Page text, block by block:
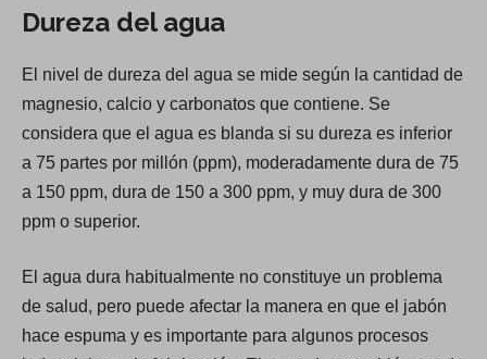
s
n
a
n
e
w
Dureza del agua
El nivel de dureza del agua se mide según la cantidad de
magnesio, calcio y carbonatos que contiene. Se
considera que el agua es blanda si su dureza es inferior
a 75 partes por millón (ppm), moderadamente dura de 75
a 150 ppm, dura de 150 a 300 ppm, y muy dura de 300
ppm o superior.
El agua dura habitualmente no constituye un problema
de salud, pero puede afectar la manera en que el jabón
hace espuma y es importante para algunos procesos